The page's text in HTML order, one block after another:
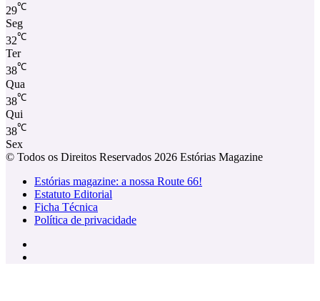
29℃
Seg
32℃
Ter
38℃
Qua
38℃
Qui
38℃
Sex
© Todos os Direitos Reservados 2026 Estórias Magazine
Estórias magazine: a nossa Route 66!
Estatuto Editorial
Ficha Técnica
Política de privacidade